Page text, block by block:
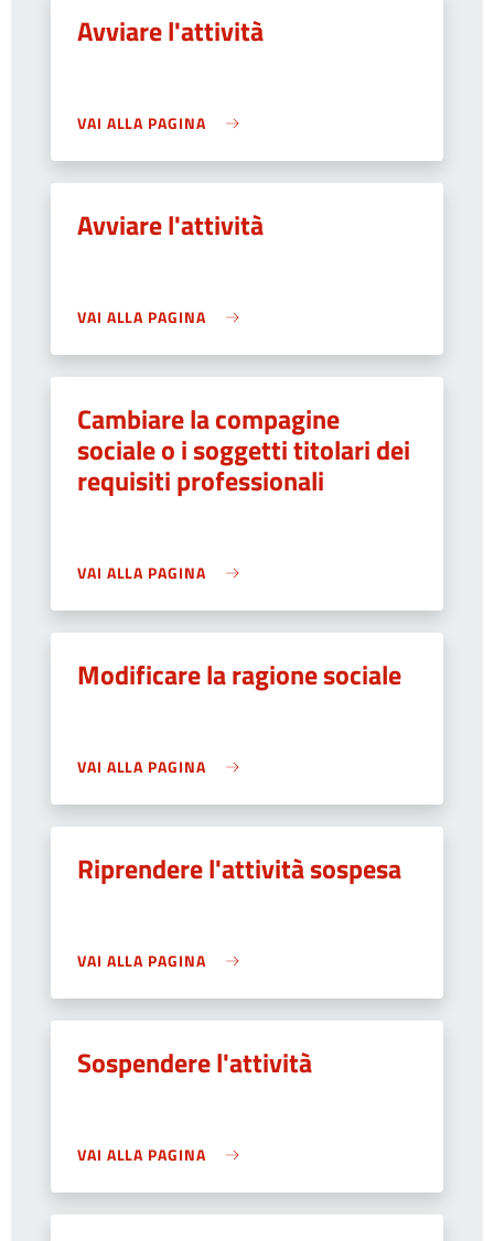
Avviare l'attività
VAI ALLA PAGINA
Avviare l'attività
VAI ALLA PAGINA
Cambiare la compagine
sociale o i soggetti titolari dei
requisiti professionali
VAI ALLA PAGINA
Modificare la ragione sociale
VAI ALLA PAGINA
Riprendere l'attività sospesa
VAI ALLA PAGINA
Sospendere l'attività
VAI ALLA PAGINA